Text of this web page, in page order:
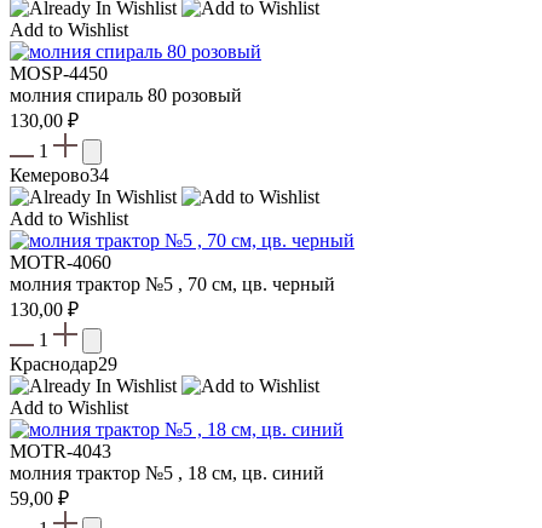
Add to Wishlist
MOSP-4450
молния спираль 80 розовый
130,00 ₽
1
Кемерово34
Add to Wishlist
MOTR-4060
молния трактор №5 , 70 см, цв. черный
130,00 ₽
1
Краснодар29
Add to Wishlist
МOTR-4043
молния трактор №5 , 18 см, цв. синий
59,00 ₽